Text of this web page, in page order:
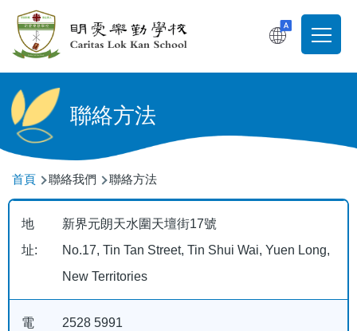
移至主內容
Main
聯絡方法
導
航
連
結
首頁 聯絡我們 聯絡方法
地
址:
新界元朗天水圍天壇街17號
No.17, Tin Tan Street, Tin Shui Wai, Yuen Long,
New Territories
電
2528 5991